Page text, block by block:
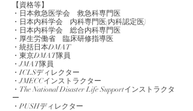
【資格等】
・日本救急医学会 救急科専門医
・日本内科学会 内科専門医(内科認定医)
・日本内科学会 総合内科専門医
・厚生労働省 臨床研修指導医
・統括日本DMAT
・東京DMAT隊員
・JMAT隊員
・ICLSディレクター
​・JMECCインストラクター
・The National Disaster Life Supportインストラクタ
ー
​・PUSHディレクター